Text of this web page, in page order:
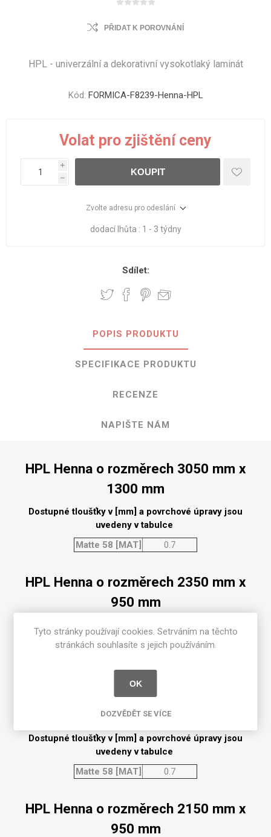
PŘIDAT K POROVNÁNÍ
HPL - univerzální a dekorativní vysokotlaký laminát
Kód: FORMICA-F8239-Henna-HPL
Volat pro zjištění ceny
i
h
KOUPIT
Zvolte adresu pro odeslání
dodací lhůta : 1 - 3 týdny
Sdílet:
POPIS PRODUKTU
SPECIFIKACE PRODUKTU
RECENZE
NAPIŠTE NÁM
HPL Henna o rozměrech 3050 mm x
1300 mm
Dostupné tloušťky v [mm] a povrchové úpravy jsou
uvedeny v tabulce
Matte 58 [MAT]
0.7
HPL Henna o rozměrech 2350 mm x
950 mm
Dostupné tloušťky v [mm] a povrchové úpravy jsou
uvedeny v tabulce
HPL Henna o rozměrech 2350 mm x
1300 mm
Dostupné tloušťky v [mm] a povrchové úpravy jsou
uvedeny v tabulce
Matte 58 [MAT]
0.7
HPL Henna o rozměrech 2150 mm x
950 mm
Tyto stránky používají cookies. Setrváním na těchto
stránkách souhlasíte s jejich používáním.
OK
DOZVĚDĚT SE VÍCE